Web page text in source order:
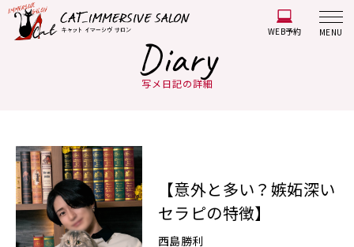
WEB予約 MENU
Diary
写メ日記の詳細
【意外と多い？嫉妬深い
セラピの特徴】
西島勝利